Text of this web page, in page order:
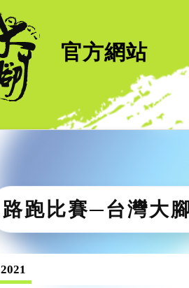
官方網站
路跑比賽─台灣大
2021